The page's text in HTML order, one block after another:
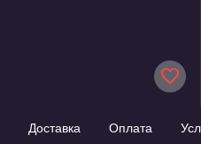
Доставка Оплата